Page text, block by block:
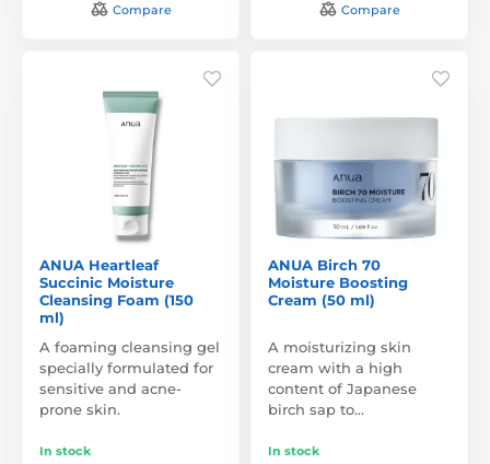
Compare Compare
ANUA Heartleaf
Succinic Moisture
Cleansing Foam (150
ml)
A foaming cleansing gel
specially formulated for
sensitive and acne-
prone skin.
In stock
ANUA Birch 70
Moisture Boosting
Cream (50 ml)
A moisturizing skin
cream with a high
content of Japanese
birch sap to…
In stock